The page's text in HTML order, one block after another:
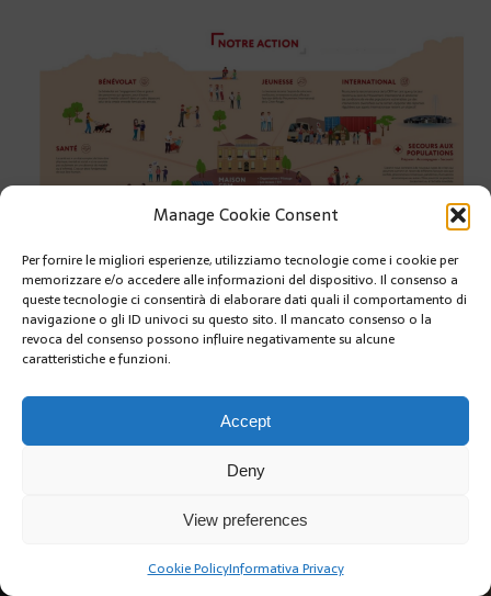
Manage Cookie Consent
Per fornire le migliori esperienze, utilizziamo tecnologie come i cookie per
memorizzare e/o accedere alle informazioni del dispositivo. Il consenso a
queste tecnologie ci consentirà di elaborare dati quali il comportamento di
navigazione o gli ID univoci su questo sito. Il mancato consenso o la
revoca del consenso possono influire negativamente su alcune
caratteristiche e funzioni.
Accept
Deny
View preferences
Cookie PolicyInformativa Privacy
PRÉCÉDENT
Copyright @2019 | by Crivle